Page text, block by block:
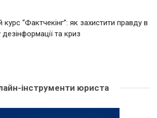
курс “Фактчекінг”: як захистити правду в
дезінформації та криз
інструменти юриста